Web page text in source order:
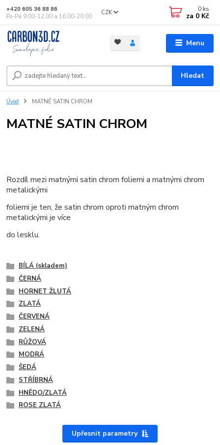
Menu
CZK
Hledat
+420 605 36 88 86
Po-Pá 9.00-12.00 a 16.00-20.00
0 ks
za 0 Kč
Úvod MATNÉ SATIN CHROM
MATNÉ SATIN CHROM
Rozdíl mezi matnými satin chrom foliemi a matnými chrom
metalickými
foliemi je ten, že satin chrom oproti matným chrom
metalickými je více
do lesklu.
BÍLÁ (skladem)
ČERNÁ
HORNET ŽLUTÁ
ZLATÁ
ČERVENÁ
ZELENÁ
RŮŽOVÁ
MODRÁ
ŠEDÁ
STŘÍBRNÁ
HNĚDO/ZLATÁ
ROSE ZLATÁ
Upřesnit parametry